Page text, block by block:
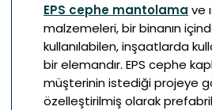
EPS cephe mantolama ve
malzemeleri, bir binanın
kullanılabilen, inşaatlarda
bir elemandır. EPS cephe
müşterinin istediği projeye
özelleştirilmiş olarak